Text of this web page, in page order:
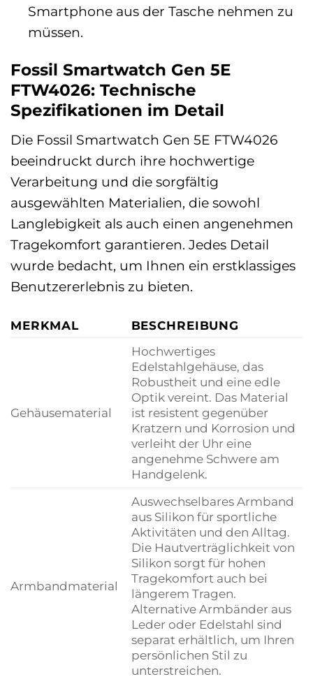
Smartphone aus der Tasche nehmen zu
müssen.
Fossil Smartwatch Gen 5E
FTW4026: Technische
Spezifikationen im Detail
Die Fossil Smartwatch Gen 5E FTW4026
beeindruckt durch ihre hochwertige
Verarbeitung und die sorgfältig
ausgewählten Materialien, die sowohl
Langlebigkeit als auch einen angenehmen
Tragekomfort garantieren. Jedes Detail
wurde bedacht, um Ihnen ein erstklassiges
Benutzererlebnis zu bieten.
MERKMAL BESCHREIBUNG
Gehäusematerial
Hochwertiges
Edelstahlgehäuse, das
Robustheit und eine edle
Optik vereint. Das Material
ist resistent gegenüber
Kratzern und Korrosion und
verleiht der Uhr eine
angenehme Schwere am
Handgelenk.
Armbandmaterial
Auswechselbares Armband
aus Silikon für sportliche
Aktivitäten und den Alltag.
Die Hautverträglichkeit von
Silikon sorgt für hohen
Tragekomfort auch bei
längerem Tragen.
Alternative Armbänder aus
Leder oder Edelstahl sind
separat erhältlich, um Ihren
persönlichen Stil zu
unterstreichen.